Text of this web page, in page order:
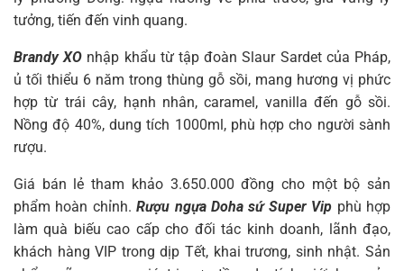
tưởng, tiến đến vinh quang.
Brandy XO nhập khẩu từ tập đoàn Slaur Sardet của Pháp,
ủ tối thiểu 6 năm trong thùng gỗ sồi, mang hương vị phức
hợp từ trái cây, hạnh nhân, caramel, vanilla đến gỗ sồi.
Nồng độ 40%, dung tích 1000ml, phù hợp cho người sành
rượu.
Giá bán lẻ tham khảo 3.650.000 đồng cho một bộ sản
phẩm hoàn chỉnh.Rượu ngựa Doha sứ Super Vip phù hợp
làm quà biếu cao cấp cho đối tác kinh doanh, lãnh đạo,
khách hàng VIP trong dịp Tết, khai trương, sinh nhật. Sản